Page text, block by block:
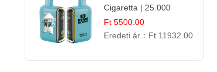
Cigaretta | 25.000
Szívás | Ízesített E-
Liquid
Ft 5500.00
Eredeti ár： Ft 11932.00